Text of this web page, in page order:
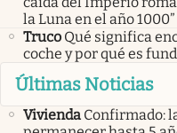
la Luna en el año 1000”
Truco Qué significa
coche y por qué es
Últimas Noticias
Vivienda Confirmado: